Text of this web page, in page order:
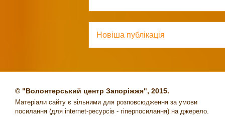
Новіша публікація
© "Волонтерський центр Запоріжжя", 2015.
Матеріали сайту є вільними для розповсюдження за умови
посилання (для internet-ресурсів - гіперпосилання) на джерело.